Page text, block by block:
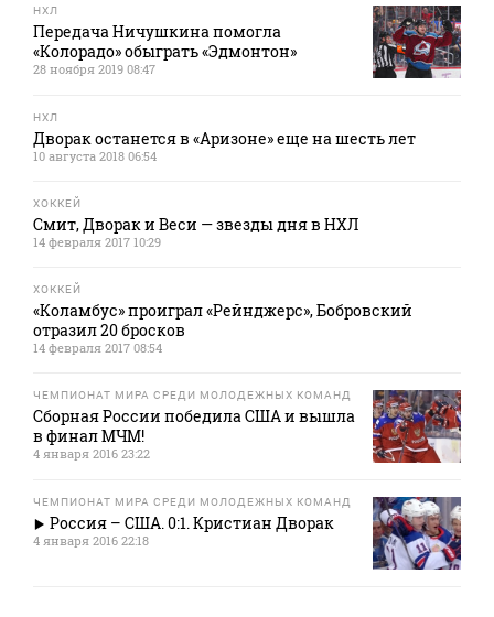
НХЛ
Передача Ничушкина помогла
«Колорадо» обыграть «Эдмонтон»
28 ноября 2019 08:47
НХЛ
Дворак останется в «Аризоне» еще на шесть лет
10 августа 2018 06:54
ХОККЕЙ
Смит, Дворак и Веси — звезды дня в НХЛ
14 февраля 2017 10:29
ХОККЕЙ
«Коламбус» проиграл «Рейнджерс», Бобровский
отразил 20 бросков
14 февраля 2017 08:54
ЧЕМПИОНАТ МИРА СРЕДИ МОЛОДЕЖНЫХ КОМАНД
Сборная России победила США и вышла
в финал МЧМ!
4 января 2016 23:22
ЧЕМПИОНАТ МИРА СРЕДИ МОЛОДЕЖНЫХ КОМАНД
Россия – США. 0:1. Кристиан Дворак
4 января 2016 22:18